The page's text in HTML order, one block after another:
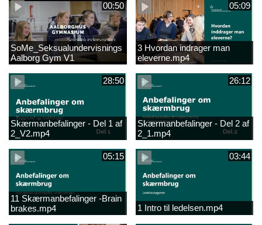
00:50
SoMe_Seksualundervisnings
Aalborg Gym V1
05:09
3 Hvordan indrager man
eleverne.mp4
28:50
Skærmanbefalinger - Del 1 af
2_V2.mp4
26:12
Skærmanbefalinger - Del 2 af
2_1.mp4
05:15
11 Skærmanbefalinger -Brain
brakes.mp4
03:44
1 Intro til ledelsen.mp4